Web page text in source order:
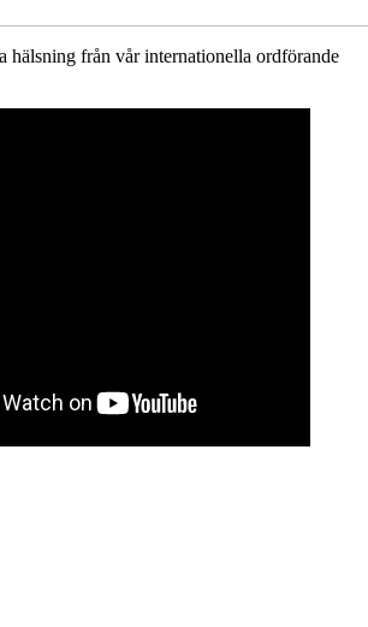
hälsning från vår internationella ordförande